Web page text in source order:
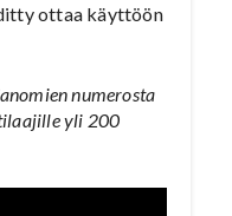
ottaa käyttöön
numerosta
yli 200